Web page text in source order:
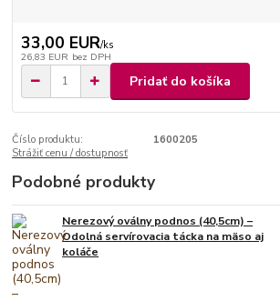
33,00 EUR/ks
26,83 EUR bez DPH
Pridať do košíka
Číslo produktu:
1600205
Strážiť cenu / dostupnosť
Podobné produkty
Nerezový oválny podnos (40,5cm) –
Odolná servírovacia tácka na mäso aj
koláče